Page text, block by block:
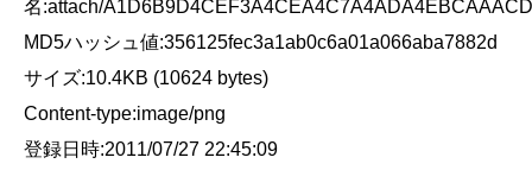
名:attach/
MD5ハッシュ値:356125fec3a1ab0c6a01a066aba7882d
サイズ:10.4KB (10624 bytes)
Content-type:image/png
登録日時:2011/07/27 22:45:09